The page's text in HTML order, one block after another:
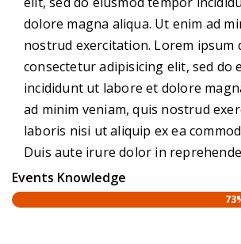
dolore magna aliqua. Ut enim ad
nostrud exercitation. Lorem ipsum
consectetur adipisicing elit, sed do
incididunt ut labore et dolore
ad minim veniam, quis nostrud
laboris nisi ut aliquip ex ea
Duis aute irure dolor in
Events Knowledge